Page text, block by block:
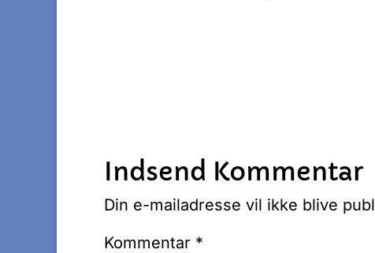
Indsend Kommentar
Din e-mailadresse vil ikke blive
Kommentar *